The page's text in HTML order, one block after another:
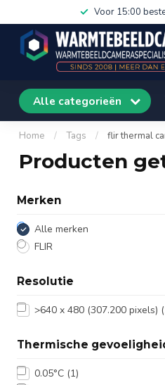
Voor 15:00
Alle categorieën
Home / Tags / flir thermal
Producten
Merken
Alle merken
FLIR
Resolutie
>640 x 480 (307.200 pixels)
Thermische
0.05°C (1)